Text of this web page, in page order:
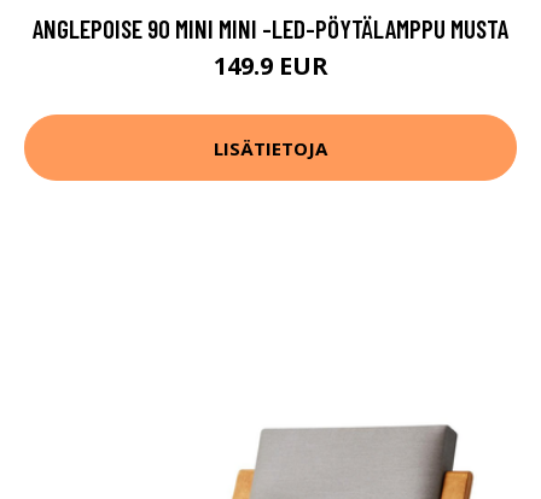
ANGLEPOISE 90 MINI MINI -LED-PÖYTÄLAMPPU MUSTA
149.9 EUR
LISÄTIETOJA